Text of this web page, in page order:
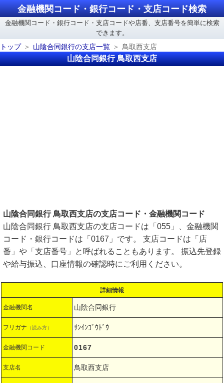
金融機関コード・銀行コード・支店コード検索
金融機関コード・銀行コード・支店コードや店番、支店番号を簡単に検索
できます。
トップ
山陰合同銀行の支店一覧 鳥取西支店
山陰合同銀行 鳥取西支店
山陰合同銀行 鳥取西支店の支店コード・金融機関コード
山陰合同銀行 鳥取西支店の支店コードは「055」、金融機関
コード・銀行コードは「0167」です。 支店コードは「店
番」や「支店番号」と呼ばれることもあります。 振込先登録
や給与振込、口座情報の確認時にご利用ください。
詳細情報
金融機関名 山陰合同銀行
フリガナ （読み方） ｻﾝｲﾝｺﾞｳﾄﾞｳ
金融機関コード 0167
支店名 鳥取西支店